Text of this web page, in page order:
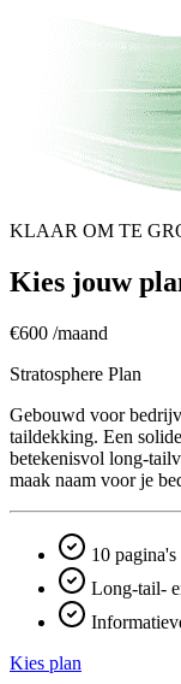
KLAAR OM TE
Kies jouw
€600 /maand
Stratosphere Plan
Gebouwd voor
taildekking. Een
betekenisvol long-
maak naam voor je
10 pagina's
Long-tail-
Kies plan